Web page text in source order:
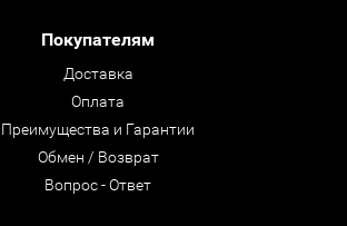
Покупателям
Доставка
Оплата
Преимущества и Гарантии
Обмен / Возврат
Вопрос - Ответ